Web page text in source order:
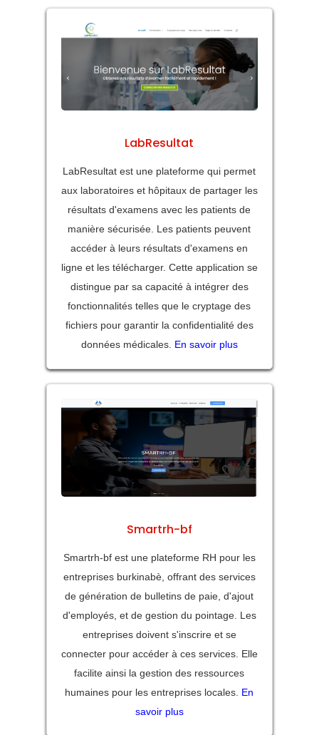
LabResultat
LabResultat est une plateforme qui permet
aux laboratoires et hôpitaux de partager les
résultats d'examens avec les patients de
manière sécurisée. Les patients peuvent
accéder à leurs résultats d'examens en
ligne et les télécharger. Cette application se
distingue par sa capacité à intégrer des
fonctionnalités telles que le cryptage des
fichiers pour garantir la confidentialité des
données médicales. En savoir plus
Smartrh-bf
Smartrh-bf est une plateforme RH pour les
entreprises burkinabè, offrant des services
de génération de bulletins de paie, d'ajout
d'employés, et de gestion du pointage. Les
entreprises doivent s'inscrire et se
connecter pour accéder à ces services. Elle
facilite ainsi la gestion des ressources
humaines pour les entreprises locales. En
savoir plus